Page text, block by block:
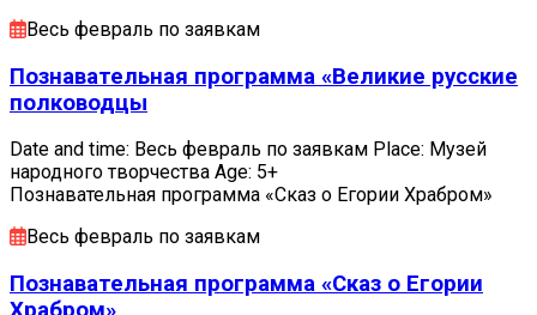
Весь февраль по заявкам
Познавательная программа «Великие русские
полководцы
Date and time: Весь февраль по заявкам Place: Музей
народного творчества Age: 5+
Познавательная программа «Сказ о Егории Храбром»
Весь февраль по заявкам
Познавательная программа «Сказ о Егории